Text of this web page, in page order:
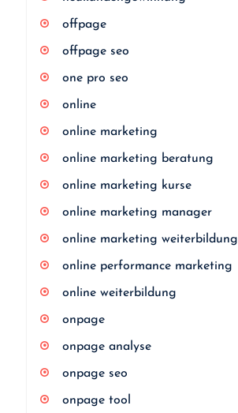
offpage
offpage seo
one pro seo
online
online marketing
online marketing beratung
online marketing kurse
online marketing manager
online marketing weiterbildung
online performance marketing
online weiterbildung
onpage
onpage analyse
onpage seo
onpage tool